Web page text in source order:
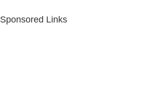
Sponsored Links